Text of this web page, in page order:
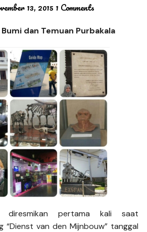
13, 2015 1 Comments
dan Temuan Purbakala
diresmikan pertama kali saat
“Dienst van den Mijnbouw” tanggal